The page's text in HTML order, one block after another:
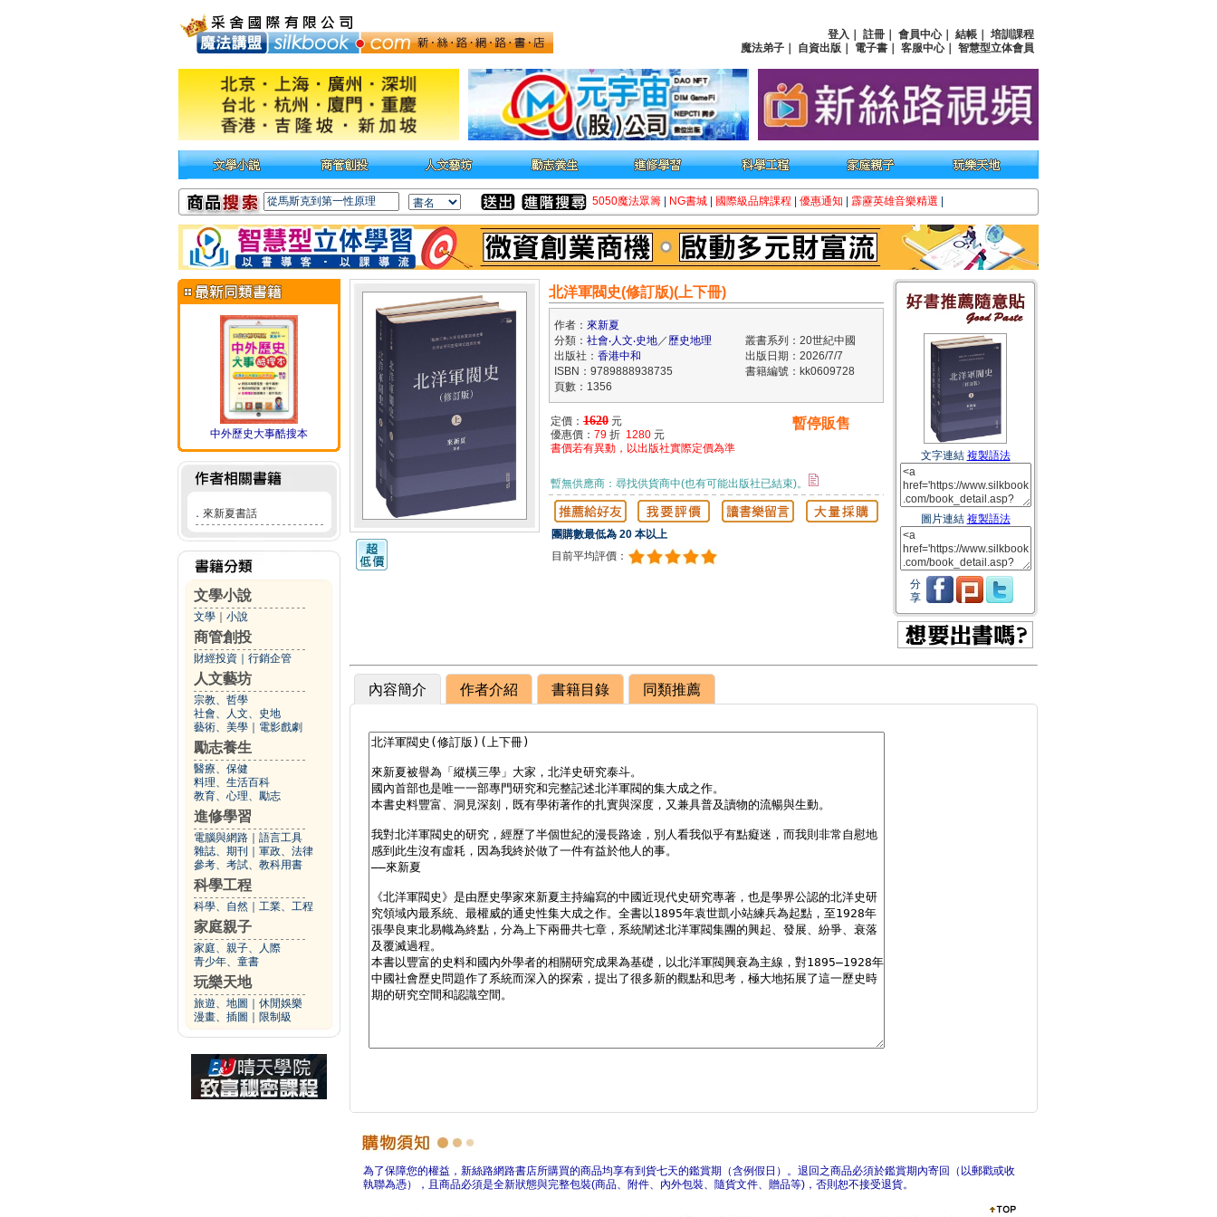
登入 註冊 會員中心｜ 結帳
培訓課程
魔法弟子
自資出版 電子書 客服中心｜ 智慧型立体會員
5050魔法眾籌 NG書城 國際級品牌課程 優惠通知 霹靂英雄音樂精選
中外歷史大事酷搜本
． 來新夏書話
文學小說
文學 小說
商管創投
財經投資 行銷企管
人文藝坊
宗教、哲學
社會、人文、史地
藝術、美學
電影戲劇
勵志養生
醫療、保健
料理、生活百科
教育、心理、勵志
進修學習
電腦與網路
語言工具
雜誌、期刊
軍政、法律
參考、考試、教科用書
科學工程
科學、自然 工業、工程
家庭親子
家庭、親子、人際
青少年、童書
玩樂天地
旅遊、地圖
休閒娛樂
漫畫、插圖
限制級
北洋軍閥史(修訂版)(上下冊)
作者： 來新夏
分類： 社會‧人文‧史地／ 歷史地理
叢書系列：20世紀中國
出版社： 香港中和
出版日期：2026/7/7
ISBN：9789888938735
書籍編號：kk0609728
頁數：1356
定價： 1620 元
優惠價： 79 折 1280 元
書價若有異動，以出版社實際定價為準
暫停販售
暫無供應商：尋找供貨商中(也有可能出版社已結束)。
團購數最低為 20 本以上
目前平均評價：
文字連結 複製語法
圖片連結 複製語法
分
享
內容簡介 作者介紹 書籍目錄 同類推薦
為了保障您的權益，新絲路網路書店所購買的商品均享有到貨七天的鑑賞期（含例假日）。退回之商品必須於鑑賞期內寄回（以郵戳或收
執聯為憑），且商品必須是全新狀態與完整包裝(商品、附件、內外包裝、隨貨文件、贈品等)，否則恕不接受退貨。